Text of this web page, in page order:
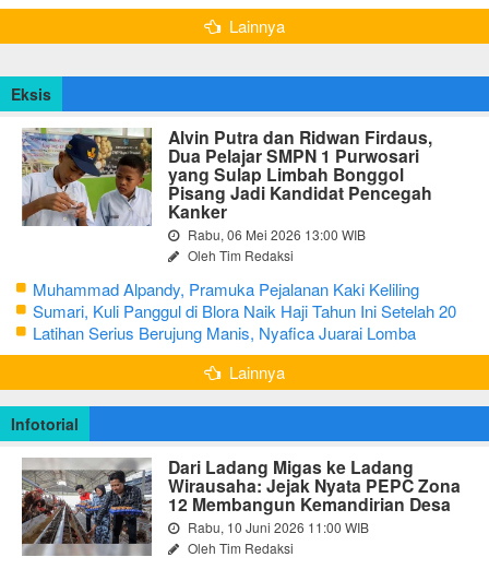
Lainnya
Eksis
Alvin Putra dan Ridwan Firdaus,
Dua Pelajar SMPN 1 Purwosari
yang Sulap Limbah Bonggol
Pisang Jadi Kandidat Pencegah
Kanker
Rabu, 06 Mei 2026 13:00 WIB
Oleh Tim Redaksi
Muhammad Alpandy, Pramuka Pejalanan Kaki Keliling
Nusantara dengan Misi Literasi Budaya
Sumari, Kuli Panggul di Blora Naik Haji Tahun Ini Setelah 20
Tahun Sisihkan Uang Receh
Latihan Serius Berujung Manis, Nyafica Juarai Lomba
Bertutur tentang Nilai Hidup Orang Samin
Lainnya
Infotorial
Dari Ladang Migas ke Ladang
Wirausaha: Jejak Nyata PEPC Zona
12 Membangun Kemandirian Desa
Rabu, 10 Juni 2026 11:00 WIB
Oleh Tim Redaksi